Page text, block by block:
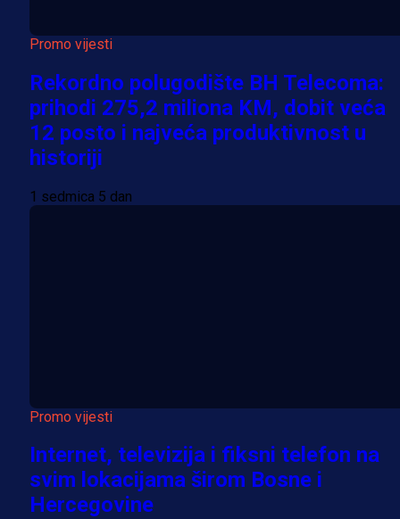
Promo vijesti
Rekordno polugodište BH Telecoma:
prihodi 275,2 miliona KM, dobit veća
12 posto i najveća produktivnost u
historiji
1 sedmica 5 dan
Promo vijesti
Internet, televizija i fiksni telefon na
svim lokacijama širom Bosne i
Hercegovine